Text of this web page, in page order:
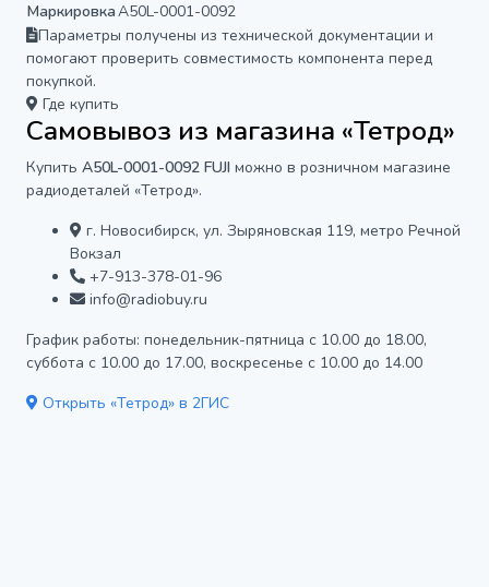
МаркировкаA50L-0001-0092
Параметры получены из технической документации и
помогают проверить совместимость компонента перед
покупкой.
Где купить
Самовывоз из магазина «Тетрод»
Купить A50L-0001-0092 FUJI можно в розничном магазине
радиодеталей «Тетрод».
г. Новосибирск, ул. Зыряновская 119, метро Речной
Вокзал
+7-913-378-01-96
info@radiobuy.ru
График работы: понедельник-пятница с 10.00 до 18.00,
суббота с 10.00 до 17.00, воскресенье с 10.00 до 14.00
Открыть «Тетрод» в 2ГИС